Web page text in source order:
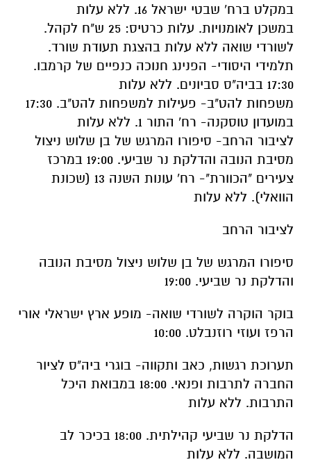
במקלט ברח' שבטי ישראל 16. ללא עלות
במשכן לאומנויות. עלות כרטיס: 25 ש"ח לקהל.
לשורדי שואה ללא עלות בהצגת תעודת שורד.
תלמידי היסודי- הפנינג חנוכה כנפיים של קרמבו.
17:30 בביה"ס סביונים. ללא עלות
משפחות להט"ב- פעילות למשפחות להט"ב. 17:30
במועדון טוסקנה- רח' התור 1. ללא עלות
לציבור הרחב- סיפורו המרגש של בן שלוש ניצול
מסיבת הנובה והדלקת נר שביעי. 19:00 במרכז
צעירים "הכוורת"- רח' עונות השנה 13 (שכונת
הוואלי). ללא עלות
לציבור הרחב
סיפורו המרגש של בן שלוש ניצול מסיבת הנובה
והדלקת נר שביעי. 19:00
בוקר הוקרה לשורדי שואה- מופע ארץ ישראלי אורי
הרפז ועוזי רוזנבלט. 10:00
תערוכת רגשות, כאב ותקווה- בוגרי ביה"ס לציור
החברה לתרבות ופנאי. 18:00 במבואת היכל
התרבות. ללא עלות
הדלקת נר שביעי קהילתית. 18:00 בכיכר לב
המושבה. ללא עלות